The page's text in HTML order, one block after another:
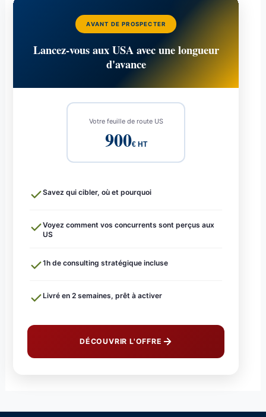
AVANT DE PROSPECTER
Lancez-vous aux USA avec une longueur
d'avance
Votre feuille de route US
900€ HT
Savez qui cibler, où et pourquoi
Voyez comment vos concurrents sont perçus aux
US
1h de consulting stratégique incluse
Livré en 2 semaines, prêt à activer
DÉCOUVRIR L'OFFRE